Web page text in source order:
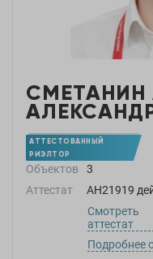
СМЕТАНИН
АТТЕСТОВАННЫЙ
РИЭЛТОР
Объектов
3
Аттестат
АН21919
Смотреть
аттестат
Подробнее